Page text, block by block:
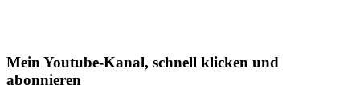
Mein Youtube-Kanal, schnell klicken und
abonnieren